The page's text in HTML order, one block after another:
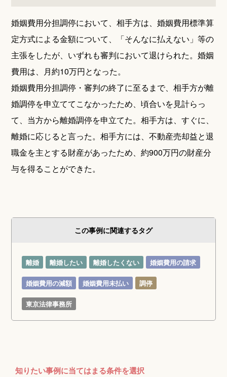
婚姻費用分担調停において、相手方は、婚姻費用標準算
定方式による金額について、「そんなに払えない」等の
主張をしたが、いずれも審判において退けられた。婚姻
費用は、月約10万円となった。
婚姻費用分担調停・審判の終了に至るまで、相手方が離
婚調停を申立ててこなかったため、頃合いを見計らっ
て、当方から離婚調停を申立てた。相手方は、すぐに、
離婚に応じると言った。相手方には、不動産売却益と退
職金を主とする財産があったため、約900万円の財産分
与を得ることができた。
この事例に関連するタグ
離婚 離婚したい 離婚したくない 婚姻費用の請求
婚姻費用の減額 婚姻費用未払い 調停
東京法律事務所
知りたい事例に当てはまる条件を選択